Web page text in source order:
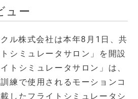
ュー
ル株式会社は本年8月1日、共
シミュレータサロン」を開設
トシミュレータサロン」は、
練で使用されるモーションコ
したフライトシミュレータシ